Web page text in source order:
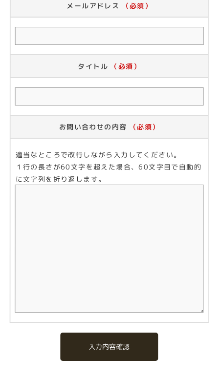
メールアドレス （必須）
タイトル （必須）
お問い合わせの内容 （必須）
適当なところで改行しながら入力してください。
１行の長さが60文字を超えた場合、60文字目で自動的
に文字列を折り返します。
入力内容確認